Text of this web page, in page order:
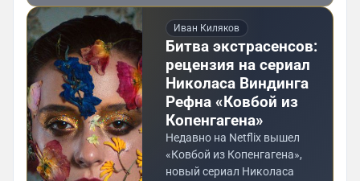
Иван Киляков
Битва экстрасенсов:
рецензия на сериал
Николаса Виндинга
Рефна «Ковбой из
Копенгагена»
Недавно на Netflix вышел
«Ковбой из Копенгагена»,
новый сериал Николаса